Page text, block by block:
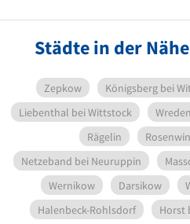
Städte in der
Zepkow Königsberg bei
Liebenthal bei Wittstock
Rägelin
Netzeband bei Neuruppin
Wernikow
Darsikow
Halenbeck-Rohlsdorf
Horst